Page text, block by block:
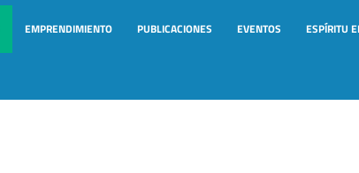
EMPRENDIMIENTO PUBLICACIONES EVENTOS ESPÍRITU